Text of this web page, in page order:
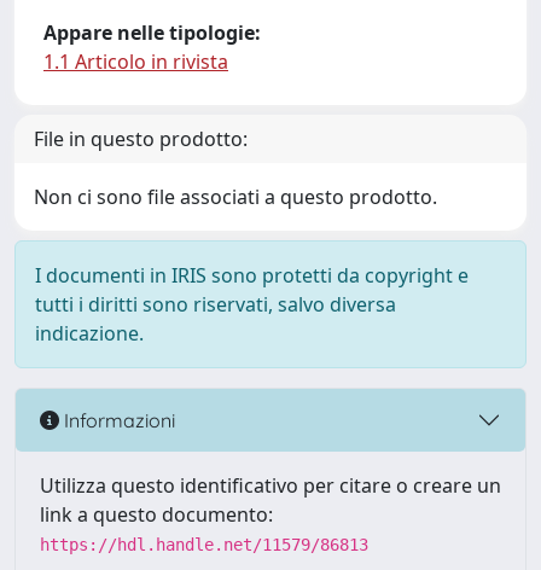
Appare nelle tipologie:
1.1 Articolo in rivista
File in questo prodotto:
Non ci sono file associati a questo prodotto.
I documenti in IRIS sono protetti da copyright e
tutti i diritti sono riservati, salvo diversa
indicazione.
Informazioni
Utilizza questo identificativo per citare o creare un
link a questo documento:
https://hdl.handle.net/11579/86813